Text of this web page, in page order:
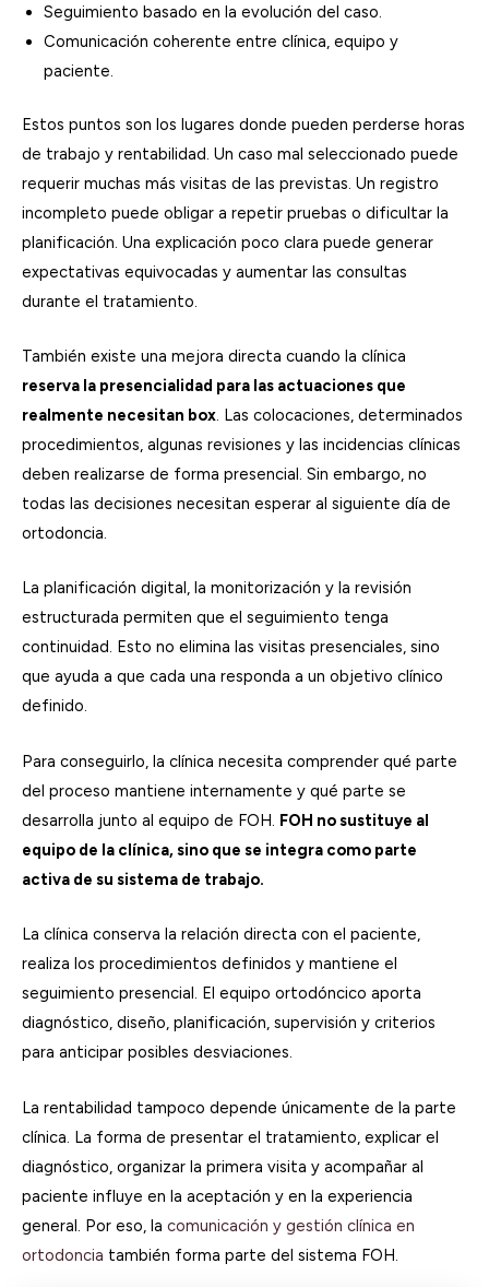
Seguimiento basado en la evolución del caso.
Comunicación coherente entre clínica, equipo y
paciente.
Estos puntos son los lugares donde pueden perderse horas
de trabajo y rentabilidad. Un caso mal seleccionado puede
requerir muchas más visitas de las previstas. Un registro
incompleto puede obligar a repetir pruebas o dificultar la
planificación. Una explicación poco clara puede generar
expectativas equivocadas y aumentar las consultas
durante el tratamiento.
También existe una mejora directa cuando la clínica
reserva la presencialidad para las actuaciones que
realmente necesitan box. Las colocaciones, determinados
procedimientos, algunas revisiones y las incidencias clínicas
deben realizarse de forma presencial. Sin embargo, no
todas las decisiones necesitan esperar al siguiente día de
ortodoncia.
La planificación digital, la monitorización y la revisión
estructurada permiten que el seguimiento tenga
continuidad. Esto no elimina las visitas presenciales, sino
que ayuda a que cada una responda a un objetivo clínico
definido.
Para conseguirlo, la clínica necesita comprender qué parte
del proceso mantiene internamente y qué parte se
desarrolla junto al equipo de FOH. FOH no sustituye al
equipo de la clínica, sino que se integra como parte
activa de su sistema de trabajo.
La clínica conserva la relación directa con el paciente,
realiza los procedimientos definidos y mantiene el
seguimiento presencial. El equipo ortodóncico aporta
diagnóstico, diseño, planificación, supervisión y criterios
para anticipar posibles desviaciones.
La rentabilidad tampoco depende únicamente de la parte
clínica. La forma de presentar el tratamiento, explicar el
diagnóstico, organizar la primera visita y acompañar al
paciente influye en la aceptación y en la experiencia
general. Por eso, la comunicación y gestión clínica en
ortodoncia también forma parte del sistema FOH.